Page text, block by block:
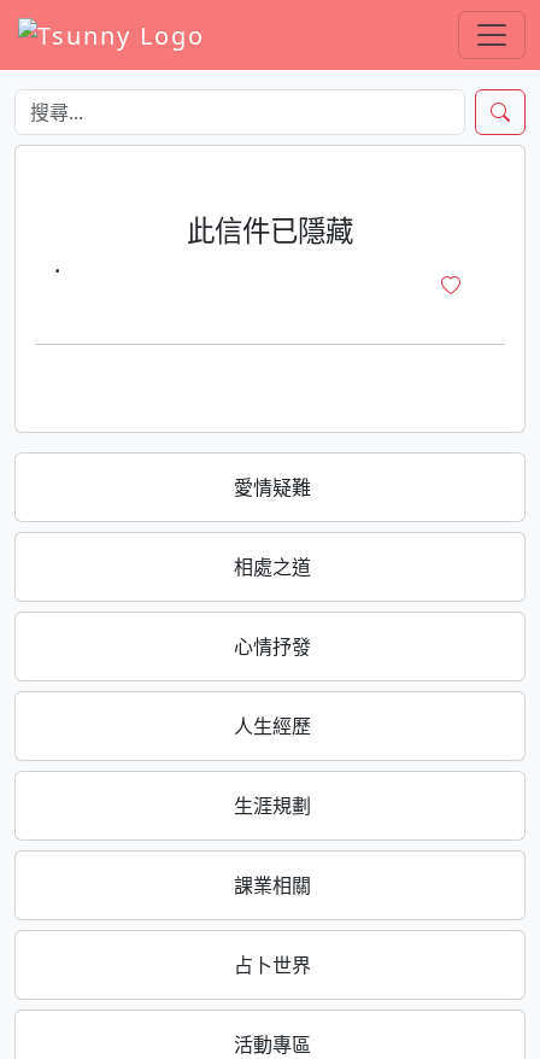
愛情疑難
相處之道
心情抒發
人生經歷
生涯規劃
課業相關
占卜世界
活動專區
此信件已隱藏
·